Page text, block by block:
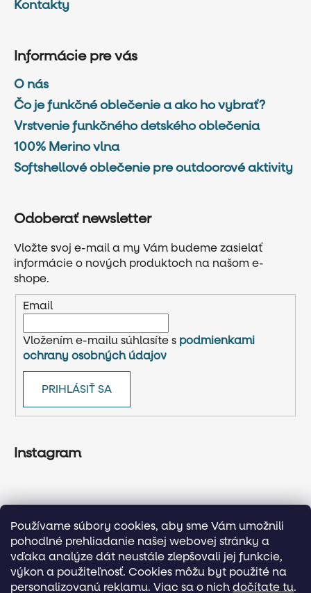
Používame súbory cookies, aby sme Vám umožnili
pohodlné prehliadanie našej webovej stránky a
vďaka analýze dát neustále zlepšovali jej funkcie,
výkon a použiteľnosť. Cookies môžu byt použité na
personalizovanú reklamu. Viac sa o nichdočítate tu.
Kontakty
Informácie pre vás
O nás
Čo je funkčné oblečenie a ako ho vybrať?
Vrstvenie funkčného detského oblečenia
100% Merino vlna
Softshellové oblečenie pre outdoorové aktivity
Odoberať newsletter
Vložte svoj e-mail a my Vám budeme zasielať
informácie o nových produktoch na našom e-
shope.
Email
Vložením e-mailu súhlasíte s podmienkami
ochrany osobných údajov
PRIHLÁSIŤ SA
Instagram